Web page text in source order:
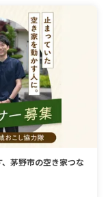
茅野市の空き家つな